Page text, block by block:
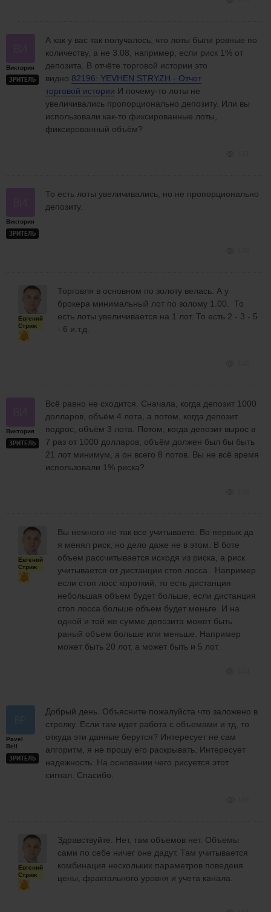
Виктория
ЗРИТЕЛЬ
А как у вас так получалось, что лоты были ровные по
количеству, а не 3.08, например, если риск 1% от
депозита. В отчёте торговой истории это
видно 82196: YEVHEN STRYZH - Отчет
торговой истории И почему-то лоты не
увеличивались пропорционально депозиту. Или вы
использовали как-то фиксированные лоты,
фиксированный объём?
Виктория
ЗРИТЕЛЬ
То есть лоты увеличивались, но не пропорционально
депозиту.
Евгений
Стриж
Торговля в основном по золоту велась. А у
брокера минимальный лот по золому 1.00. То
есть лоты увеличивается на 1 лот. То есть 2 - 3 - 5
- 6 и.т.д.
Виктория
ЗРИТЕЛЬ
Всё равно не сходится. Сначала, когда депозит 1000
долларов, объём 4 лота, а потом, когда депозит
подрос, объём 3 лота. Потом, когда депозит вырос в
7 раз от 1000 долларов, объём должен был бы быть
21 лот минимум, а он всего 8 лотов. Вы не всё время
использовали 1% риска?
Евгений
Стриж
Вы немного не так все учитываете. Во первых да
я менял риск, но дело даже не в этом. В боте
объем рассчитывается исходя из риска, а риск
учитывается от дистанции стоп лосса. Например
если стоп лосс короткий, то есть дистанция
небольшая объем будет больше, если дистанция
стоп лосса больше объем будет меньге. И на
одной и той же сумме депозита может быть
раный объем больше или меньше. Например
может быть 20 лот, а может быть и 5 лот.
Pavel
Bell
ЗРИТЕЛЬ
Добрый день. Объясните пожалуйста что заложено в
стрелку. Если там идет работа с объемами и тд, то
откуда эти данные берутся? Интересует не сам
алгоритм, я не прошу его раскрывать. Интересует
надежность. На основании чего рисуется этот
сигнал. Спасибо.
Евгений
Стриж
Здравствуйте. Нет, там объемов нет. Объемы
сами по себе ничег оне дадут. Там учитывается
комбинация нескольких параметров поведеия
цены, фрактального уровня и учета канала.